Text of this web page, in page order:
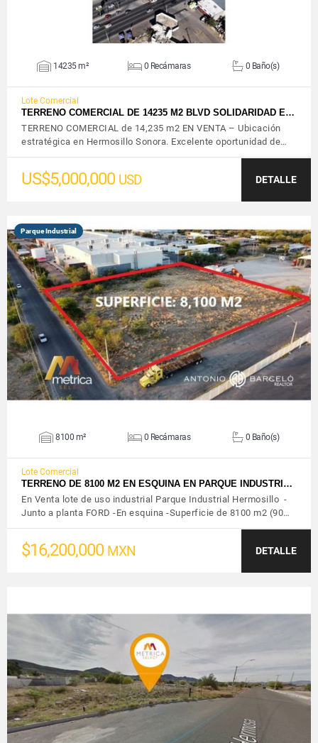
14235 m² 0 Recámaras 0 Baño(s)
Lote Comercial
TERRENO COMERCIAL DE 14235 M2 BLVD SOLIDARIDAD E…
TERRENO COMERCIAL de 14,235 m2 EN VENTA – Ubicación
estratégica en Hermosillo Sonora. Excelente oportunidad de…
US$5,000,000 USD DETALLE
Parque Industrial
VER DETALLES
8100 m² 0 Recámaras 0 Baño(s)
Lote Comercial
TERRENO DE 8100 M2 EN ESQUINA EN PARQUE INDUSTRI…
En Venta lote de uso industrial Parque Industrial Hermosillo -
Junto a planta FORD -En esquina -Superficie de 8100 m2 (90…
$16,200,000 MXN DETALLE
VER DETALLES